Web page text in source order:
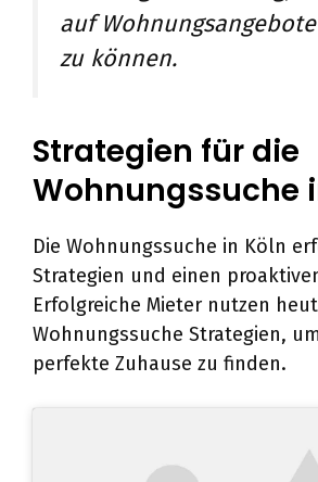
auf
zu können.
Strategien für die
Wohnungssuche
Die Wohnungssuche in Köln
Strategien und einen
Erfolgreiche Mieter nutzen
Wohnungssuche Strategien,
perfekte Zuhause zu finden.